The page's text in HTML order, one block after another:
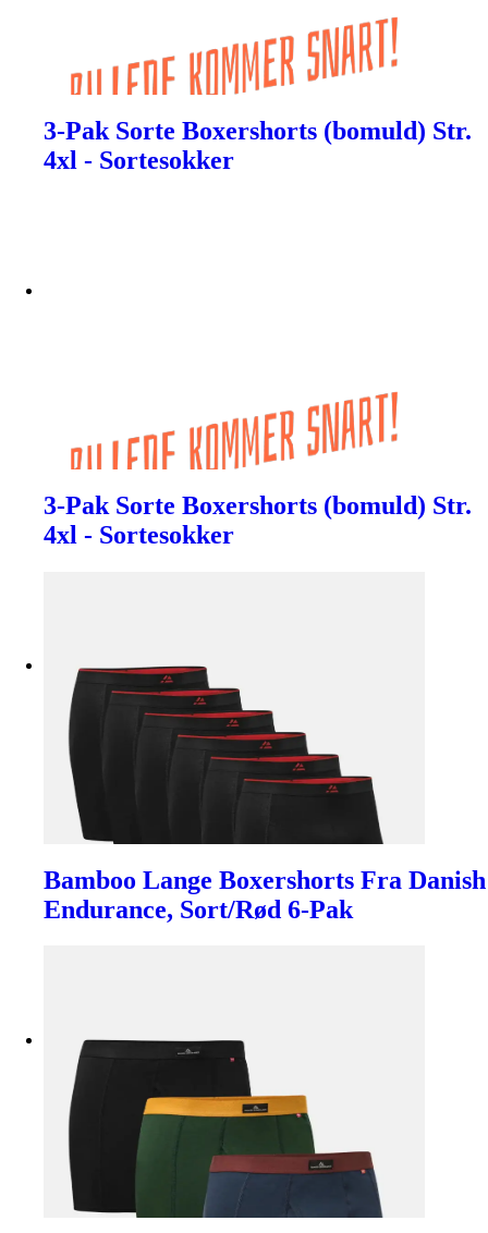
3-Pak Sorte Boxershorts (bomuld) Str.
4xl - Sortesokker
3-Pak Sorte Boxershorts (bomuld) Str.
4xl - Sortesokker
Bamboo Lange Boxershorts Fra Danish
Endurance, Sort/Rød 6-Pak